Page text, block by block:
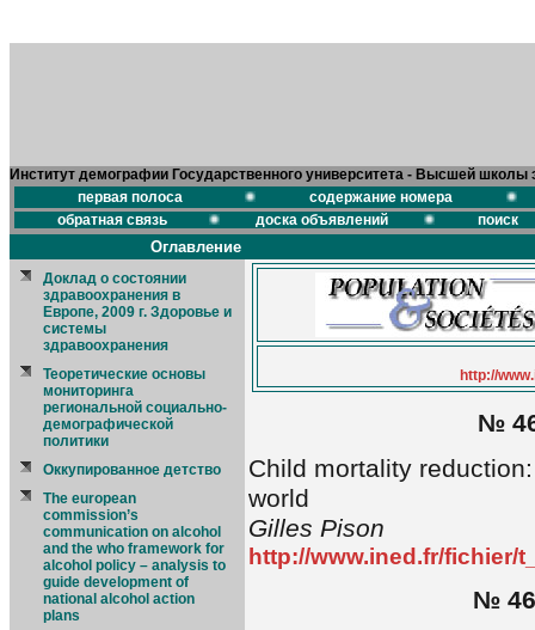
Институт демографии Государственного университета - Высшей школы
первая полоса
содержание номера
обратная связь
доска объявлений поиск
Оглавление
Доклад о состоянии
здравоохранения в
Европе, 2009 г. Здоровье и
системы
здравоохранения
Теоретические основы
мониторинга
региональной социально-
демографической
политики
Оккупированное детство
The european
commission’s
communication on alcohol
and the who framework for
alcohol policy – analysis to
guide development of
national alcohol action
plans
http://
№
Child mortality
world
Gilles Pison
http://www.ined.fr/fichier/
№